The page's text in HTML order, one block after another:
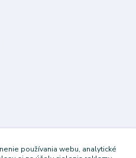
používania webu, analytické